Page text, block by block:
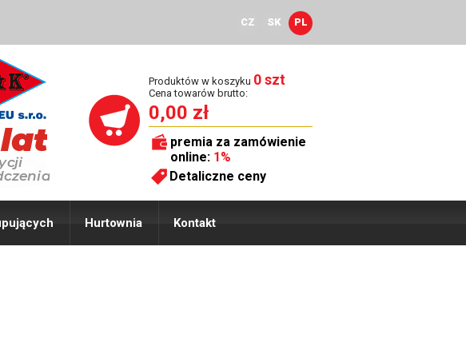
CZ SK PL
Produktów w koszyku 0 szt
Cena towarów brutto:
0,00 zł
premia za zamówienie
online: 1%
Detaliczne ceny
Hurtownia Kontakt